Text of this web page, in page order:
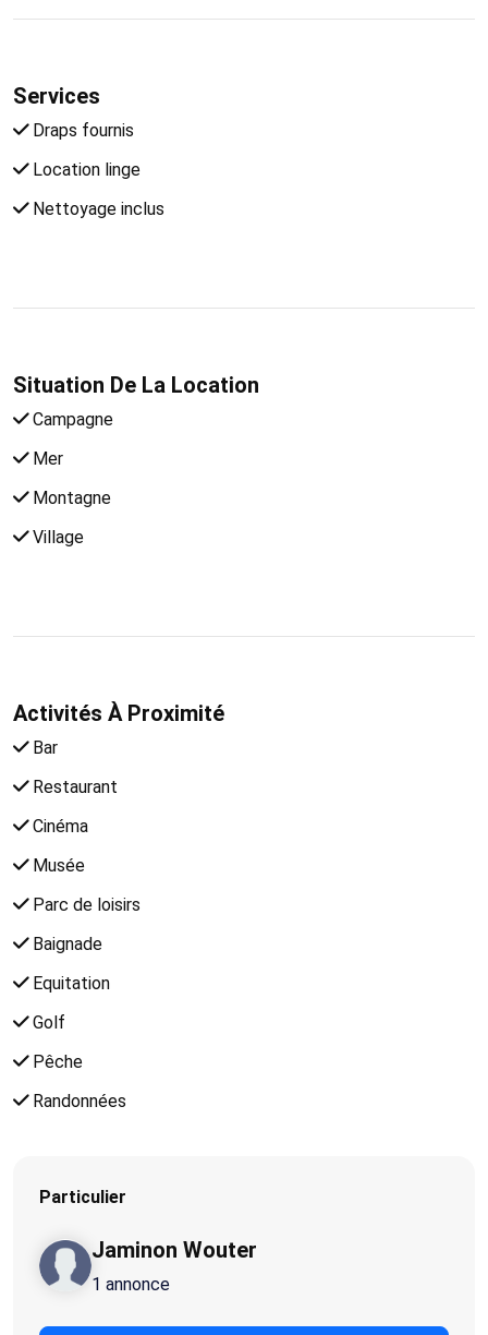
Services
Draps fournis
Location linge
Nettoyage inclus
Situation De La Location
Campagne
Mer
Montagne
Village
Activités À Proximité
Bar
Restaurant
Cinéma
Musée
Parc de loisirs
Baignade
Equitation
Golf
Pêche
Randonnées
Particulier
Jaminon Wouter
1 annonce